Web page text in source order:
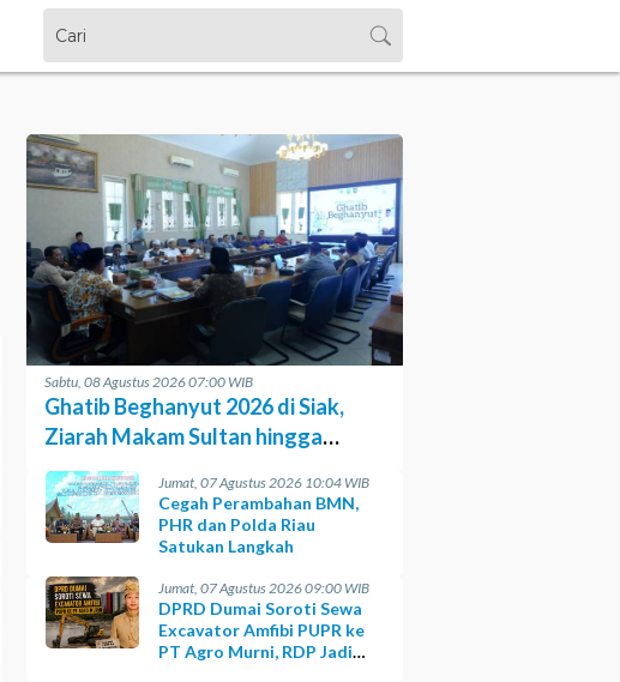
Sabtu, 08 Agustus 2026 07:00 WIB
Ghatib Beghanyut 2026 di Siak,
Ziarah Makam Sultan hingga
Prosesi di Sungai
Jumat, 07 Agustus 2026 10:04 WIB
Cegah Perambahan BMN,
PHR dan Polda Riau
Satukan Langkah
Jumat, 07 Agustus 2026 09:00 WIB
DPRD Dumai Soroti Sewa
Excavator Amfibi PUPR ke
PT Agro Murni, RDP Jadi